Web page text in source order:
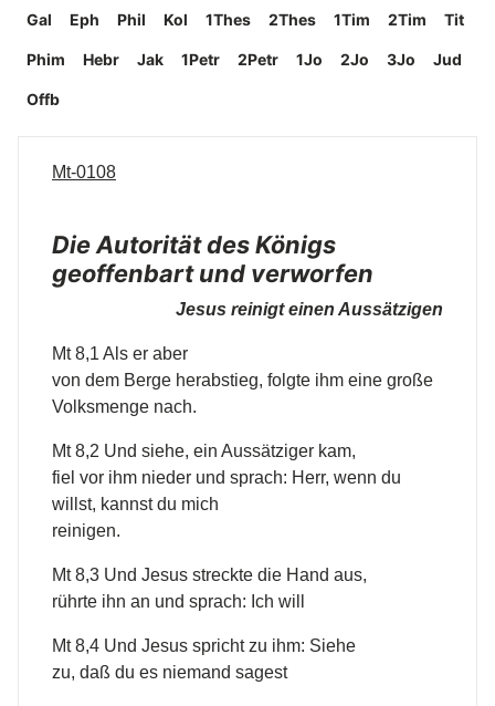
Gal Eph Phil Kol 1Thes 2Thes 1Tim 2Tim Tit
Phim Hebr Jak 1Petr 2Petr 1Jo 2Jo 3Jo Jud
Offb
Mt-0108
Die Autorität des Königs
geoffenbart und verworfen
Jesus reinigt einen Aussätzigen
Mt 8,1 Als er aber
von dem Berge herabstieg, folgte ihm eine große
Volksmenge nach.
Mt 8,2 Und siehe, ein Aussätziger kam,
fiel vor ihm nieder und sprach: Herr, wenn du
willst, kannst du mich
reinigen.
Mt 8,3 Und Jesus streckte die Hand aus,
rührte ihn an und sprach: Ich will
Mt 8,4 Und Jesus spricht zu ihm: Siehe
zu, daß du es niemand sagest